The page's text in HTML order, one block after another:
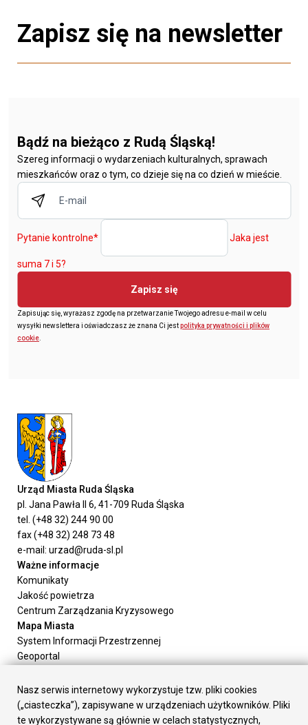
Zapisz się na newsletter
Bądź na bieżąco z Rudą Śląską!
Szereg informacji o wydarzeniach kulturalnych, sprawach
mieszkańców oraz o tym, co dzieje się na co dzień w mieście.
Pytanie kontrolne* Jaka jest
suma 7 i 5?
Zapisz się
Zapisując się, wyrażasz zgodę na przetwarzanie Twojego adresu e-mail w celu
wysyłki newslettera i oświadczasz że znana Ci jestpolityka prywatności i plików
cookie
Urząd Miasta Ruda Śląska
pl. Jana Pawła II 6, 41-709 Ruda Śląska
tel. (+48 32) 244 90 00
fax (+48 32) 248 73 48
e-mail: urzad@ruda-sl.pl
Ważne informacje
Komunikaty
Jakość powietrza
Centrum Zarządzania Kryzysowego
Mapa Miasta
System Informacji Przestrzennej
Geoportal
Załatw sprawę
Prezydent Miasta
Rada Miasta
Nasz serwis internetowy wykorzystuje tzw. pliki cookies
(„ciasteczka”), zapisywane w urządzeniach użytkowników. Pliki
te wykorzystywane są głównie w celach statystycznych,